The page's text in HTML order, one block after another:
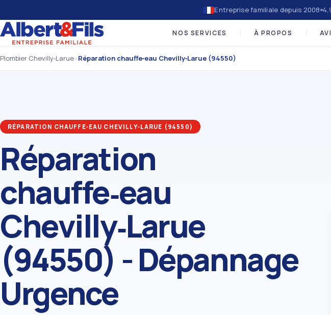
Entreprise familiale depuis 2008
NOS SERVICES À PROPOS
Plombier Chevilly‑Larue›Réparation chauffe‑eau Chevilly‑Larue (94550)
RÉPARATION CHAUFFE‑EAU CHEVILLY‑LARUE (94550)
Réparation
chauffe‑eau
Chevilly‑Larue
(94550) - Dépannage
Urgence